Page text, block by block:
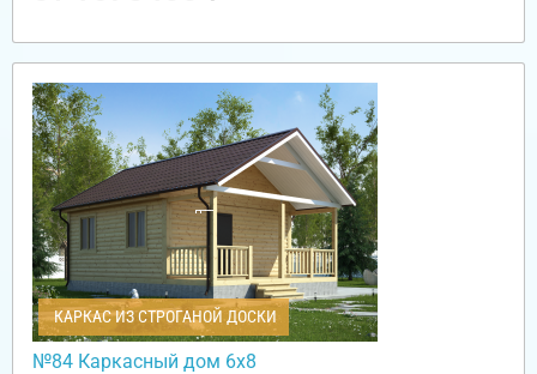
КАРКАС ИЗ СТРОГАНОЙ ДОСКИ
№84 Каркасный дом 6х8